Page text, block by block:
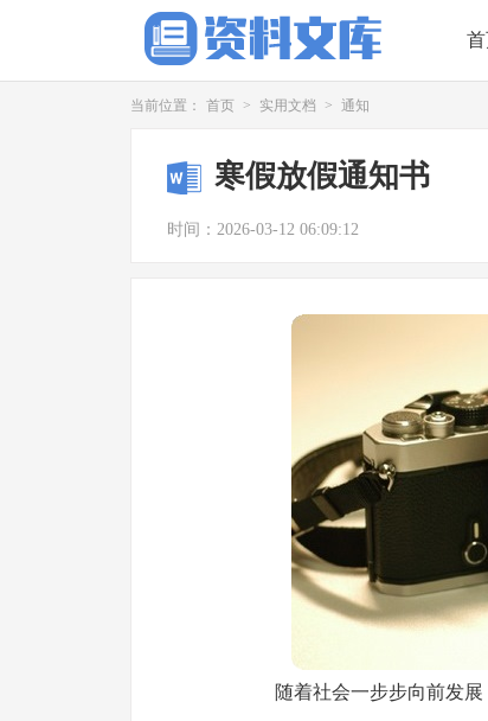
当前位置： 首页 > 实用文档 > 通知
寒假放假通知书
时间：2026-03-12 06:09:12
随着社会一步步向前发